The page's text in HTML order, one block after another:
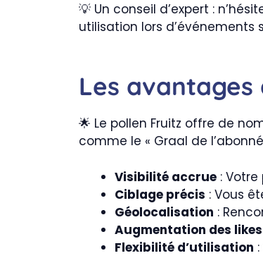
💡 Un conseil d’expert :
utilisation lors d’événements
Les
🌟 Le pollen Fruitz offre de
comme le « Graal de
Visibilité accrue :
Ciblage précis : Vous
Géolocalisation :
Augmentation des likes
Flexibilité d’utilisation